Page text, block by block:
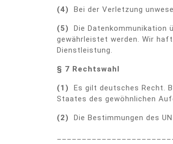
(4) Bei der Verletzung
(5)
Die Datenkommunikation
gewährleistet werden. Wir
Dienstleistung.
§ 7 Rechtswahl
(1)
Es gilt deutsches Recht.
Staates des gewöhnlichen
(2) Die Bestimmungen des